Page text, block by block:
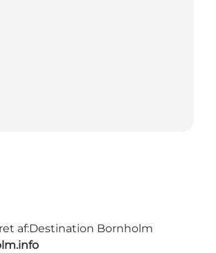
af:Destination Bornholm